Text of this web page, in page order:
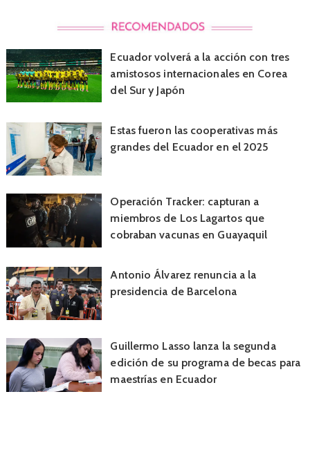
Ecuador volverá a la acción con tres
amistosos internacionales en Corea
del Sur y Japón
Estas fueron las cooperativas más
grandes del Ecuador en el 2025
Operación Tracker: capturan a
miembros de Los Lagartos que
cobraban vacunas en Guayaquil
Antonio Álvarez renuncia a la
presidencia de Barcelona
Guillermo Lasso lanza la segunda
edición de su programa de becas para
maestrías en Ecuador